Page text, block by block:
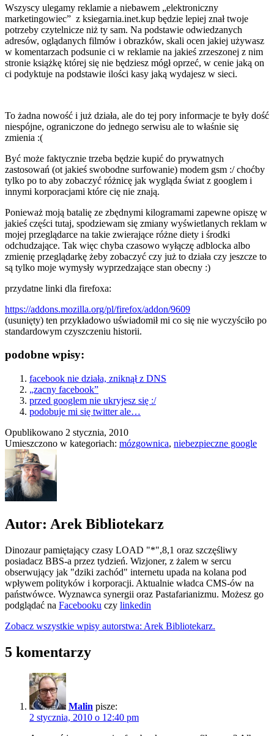
Wszyscy ulegamy reklamie a niebawem „elektroniczny
marketingowiec” z ksiegarnia.inet.kup będzie lepiej znał twoje
potrzeby czytelnicze niż ty sam. Na podstawie odwiedzanych
adresów, oglądanych filmów i obrazków, skali ocen jakiej używasz
w komentarzach podsunie ci w reklamie na jakieś zrzeszonej z nim
stronie książkę której się nie będziesz mógł oprzeć, w cenie jaką on
ci podyktuje na podstawie ilości kasy jaką wydajesz w sieci.
To żadna nowość i już działa, ale do tej pory informacje te były dość
niespójne, ograniczone do jednego serwisu ale to właśnie się
zmienia :(
Być może faktycznie trzeba będzie kupić do prywatnych
zastosowań (ot jakieś swobodne surfowanie) modem gsm :/ choćby
tylko po to aby zobaczyć różnicę jak wygląda świat z googlem i
innymi korporacjami które cię nie znają.
Ponieważ moją batalię ze zbędnymi kilogramami zapewne opiszę w
jakieś części tutaj, spodziewam się zmiany wyświetlanych reklam w
mojej przeglądarce na takie zwierające różne diety i środki
odchudzające. Tak więc chyba czasowo wyłączę adblocka albo
zmienię przeglądarkę żeby zobaczyć czy już to działa czy jeszcze to
są tylko moje wymysły wyprzedzające stan obecny :)
przydatne linki dla firefoxa:
https://addons.mozilla.org/pl/firefox/addon/9609
(usunięty) ten przykładowo uświadomił mi co się nie wyczyściło po
standardowym czyszczeniu historii.
podobne wpisy:
facebook nie działa, zniknął z DNS
„zacny facebook”
przed googlem nie ukryjesz się :/
podobuje mi się twitter ale…
Opublikowano 2 stycznia, 2010
Umieszczono w kategoriach: mózgownica, niebezpieczne google
Autor: Arek Bibliotekarz
Dinozaur pamiętający czasy LOAD "*",8,1 oraz szczęśliwy
posiadacz BBS-a przez tydzień. Wizjoner, z żalem w sercu
obserwujący jak "dziki zachód" internetu upada na kolana pod
wpływem polityków i korporacji. Aktualnie władca CMS-ów na
państwówce. Wyznawca synergii oraz Pastafarianizmu. Możesz go
podglądać na Facebooku czy linkedin
Zobacz wszystkie wpisy autorstwa: Arek Bibliotekarz.
5 komentarzy
Malin pisze:
2 stycznia, 2010 o 12:40 pm